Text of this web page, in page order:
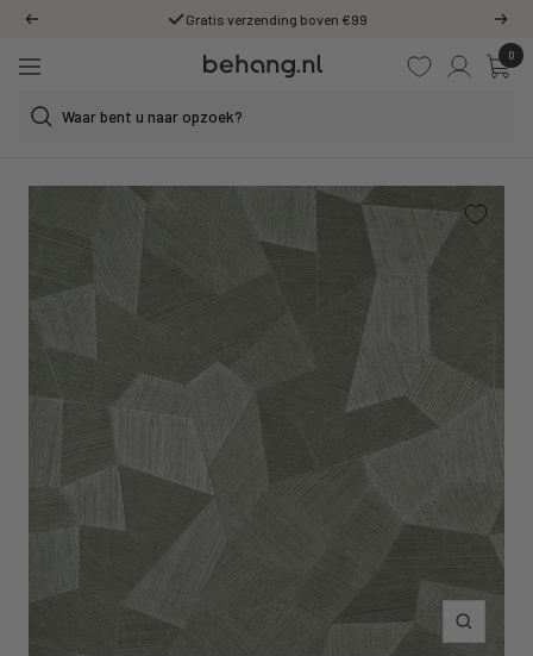
naar
content
Vorige Gratis verzending boven €99
0
Behang.nl
Navigatie
Inzoomen